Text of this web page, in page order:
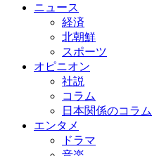
ニュース
経済
北朝鮮
スポーツ
オピニオン
社説
コラム
日本関係のコラム
エンタメ
ドラマ